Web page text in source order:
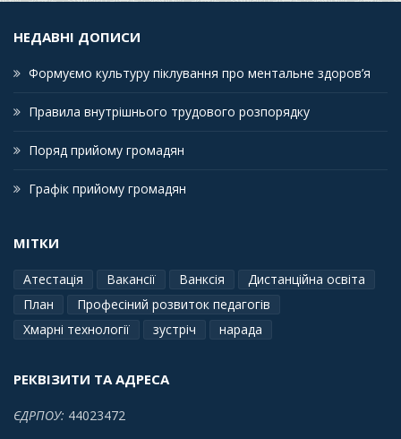
НЕДАВНІ ДОПИСИ
Формуємо культуру піклування про ментальне здоров’я
Правила внутрішнього трудового розпорядку
Поряд прийому громадян
Графік прийому громадян
МІТКИ
Атестація Вакансії Ванксія
Дистанційна освіта
План
Професіний розвиток педагогів
Хмарні технології
зустріч нарада
РЕКВІЗИТИ ТА АДРЕСА
ЄДРПОУ: 44023472